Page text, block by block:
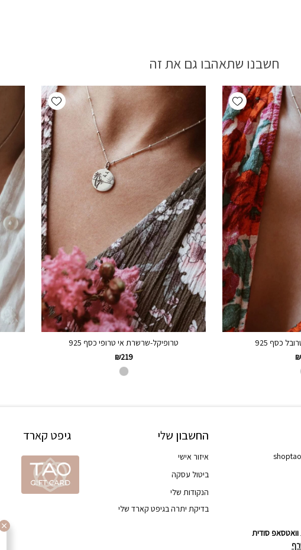
חשבנו שתאהבו גם את זה
Add wishlist
כסף 925
₪
Add wishlist
טרופיקל-שרשרת אי טרופי כסף 925
₪219
החשבון שלי
איזור אישי
ביטול עסקה
הנקודות שלי
בדיקת יתרה בגיפט קארד שלי
סודית
גיפט קארד